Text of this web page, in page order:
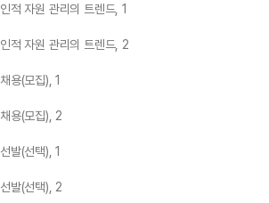
인적 자원 관리의 트렌드, 1
인적 자원 관리의 트렌드, 2
채용(모집), 1
채용(모집), 2
선발(선택), 1
선발(선택), 2